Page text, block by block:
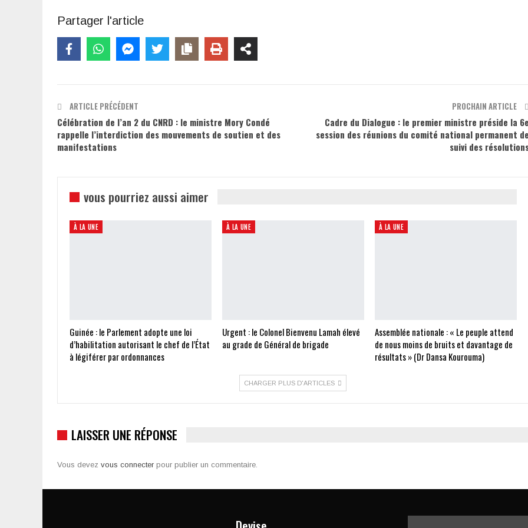
Partager l'article
ARTICLE PRÉCÉDENT
Célébration de l’an 2 du CNRD : le ministre Mory Condé
rappelle l’interdiction des mouvements de soutien et des
manifestations
PROCHAIN ARTICLE
Cadre du Dialogue : le premier ministre préside la 6e
session des réunions du comité national permanent de
suivi des
vous pourriez aussi aimer
À LA UNE
Guinée : le Parlement adopte une loi
d’habilitation autorisant le chef de l’État
à légiférer par ordonnances
À LA UNE
Urgent : le Colonel Bienvenu Lamah élevé
au grade de Général de brigade
À LA UNE
Assemblée nationale : « Le peuple attend
de nous moins de bruits et davantage de
résultats » (Dr Dansa Kourouma)
CHARGER PLUS D'ARTICLES
LAISSER UNE RÉPONSE
Vous devez vous connecter pour publier un commentaire.